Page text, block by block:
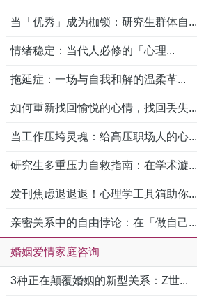
当「优秀」成为枷锁：研究生群体自...
情绪稳定：当代人必修的「心理...
拖延症：一场与自我和解的温柔革...
如何重新找回愉悦的心情，找回丢失...
当工作压垮灵魂：给高压职场人的心...
研究生多重压力自救指南：在学术漩...
发刊焦虑退退退！心理学工具箱助你...
亲密关系中的自由悖论：在「做自己...
婚姻爱情家庭咨询
3种正在颠覆婚姻的新型关系：Z世...